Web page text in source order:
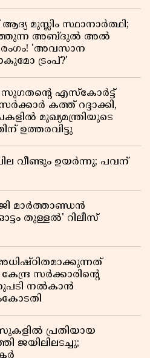
മുസ്ലിം സ്ഥാനാർത്ഥി;
അബ്ദുൽ അൽ
തരംഗം! 'അവസാന
ട്രംപ്?'
എസ്‌കോർട്ട്
കത്ത് റദ്ദാക്കി,
മുഖ്യമന്ത്രിയുടെ
ഉത്തരവിട്ടു
വീണ്ടും ഉയർന്നു; പവന്
മാർത്താണ്ഡൻ
തുള്ളൽ' റിലീസ്
അധിഷ്ഠിതമാക്കുന്നത്
സർക്കാരിൻ്റെ
നൽകാൻ
പ്രതിയായ
ജയിലിലടച്ചു;